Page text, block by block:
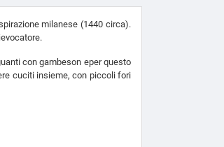
milanese (1440 circa).
con gambeson eper questo
cuciti insieme, con piccoli fori